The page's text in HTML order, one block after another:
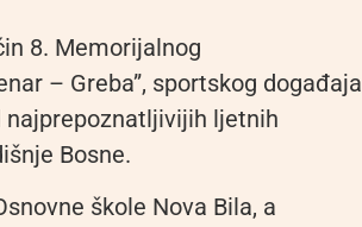
8. Memorijalnog
– Greba”, sportskog događaja
ljetnih
Bosne.
škole Nova Bila, a